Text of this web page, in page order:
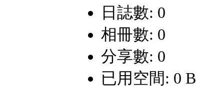
日誌數: 0
相冊數: 0
分享數: 0
已用空間: 0 B